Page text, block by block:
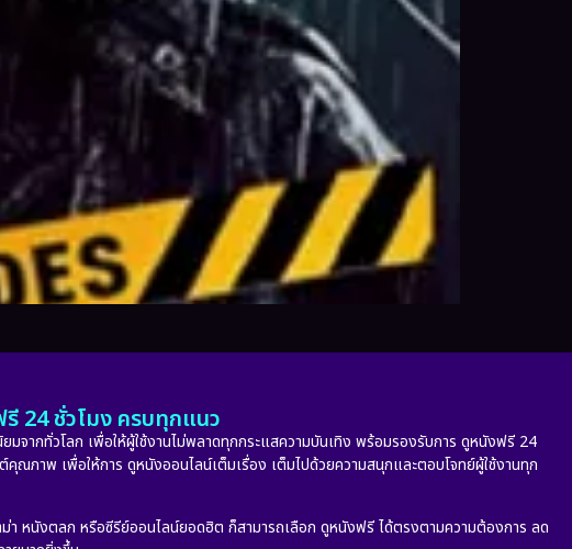
24 ชั่วโมง ครบทุกแนว
ากทั่วโลก เพื่อให้ผู้ใช้งานไม่พลาดทุกกระแสความบันเทิง พร้อมรองรับการ ดูหนังฟรี 24
ณภาพ เพื่อให้การ ดูหนังออนไลน์เต็มเรื่อง เต็มไปด้วยความสนุกและตอบโจทย์ผู้ใช้งานทุก
า หนังตลก หรือซีรีย์ออนไลน์ยอดฮิต ก็สามารถเลือก ดูหนังฟรี ได้ตรงตามความต้องการ ลด